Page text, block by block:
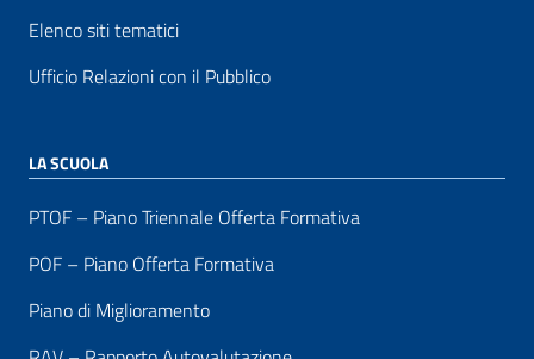
Elenco siti tematici
Ufficio Relazioni con il Pubblico
LA SCUOLA
PTOF – Piano Triennale Offerta Formativa
POF – Piano Offerta Formativa
Piano di Miglioramento